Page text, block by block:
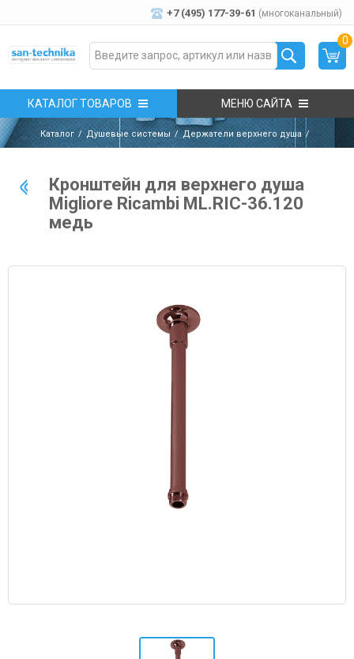
+7 (495) 177-39-61 (многоканальный)
0
КАТАЛОГ ТОВАРОВ МЕНЮ САЙТА
Каталог Душевые системы Держатели верхнего душа
Кронштейн для верхнего душа
Migliore Ricambi ML.RIC-36.120
медь